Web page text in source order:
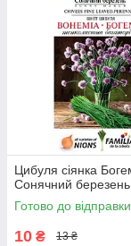
Цибуля сіянка
Сонячний березень
Готово до відправки
10 ₴ 13 ₴